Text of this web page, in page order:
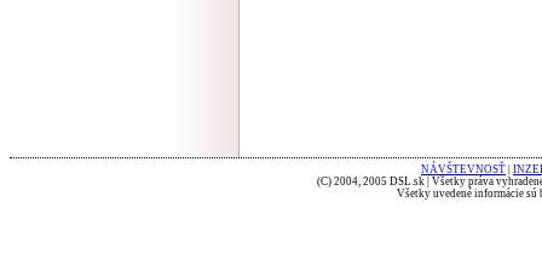
NÁVŠTEVNOSŤ
(C) 2004, 2005 DSL.sk | Všetky práva
Všetky uvedené informácie sú